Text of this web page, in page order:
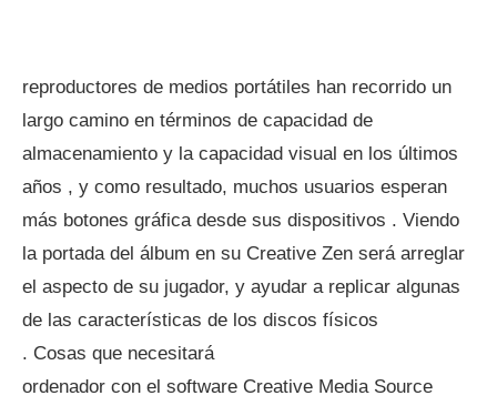
reproductores de medios portátiles han recorrido un
largo camino en términos de capacidad de
almacenamiento y la capacidad visual en los últimos
años , y como resultado, muchos usuarios esperan
más botones gráfica desde sus dispositivos . Viendo
la portada del álbum en su Creative Zen será arreglar
el aspecto de su jugador, y ayudar a replicar algunas
de las características de los discos físicos
. Cosas que necesitará
ordenador con el software Creative Media Source